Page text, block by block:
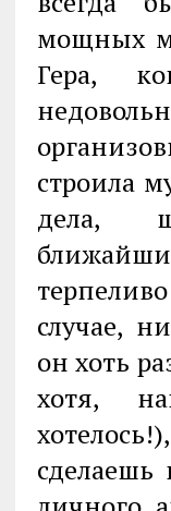
мощных
Гера,
строила
дела,
случае,
он хоть
хотя,
сделаешь